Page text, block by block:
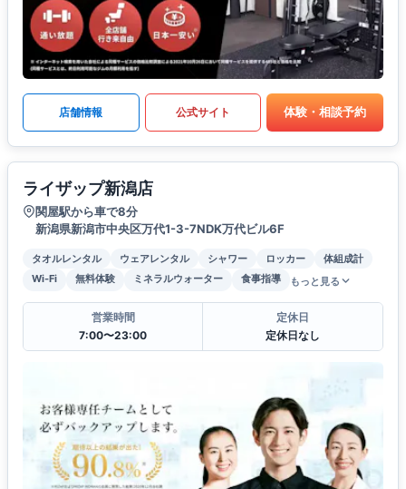
店舗情報 公式サイト 体験・相談予約
ライザップ新潟店
関屋駅から車で8分
新潟県新潟市中央区万代1-3-7NDK万代ビル6F
タオルレンタル ウェアレンタル シャワー ロッカー
体組成計
Wi-Fi
無料体験 ミネラルウォーター 食事指導 もっと見る
営業時間
7:00〜23:00
定休日
定休日なし